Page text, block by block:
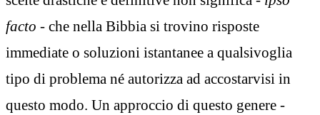
facto - che nella Bibbia si trovino risposte
immediate o soluzioni istantanee a qualsivoglia
tipo di problema né autorizza ad accostarvisi in
questo modo. Un approccio di questo genere -